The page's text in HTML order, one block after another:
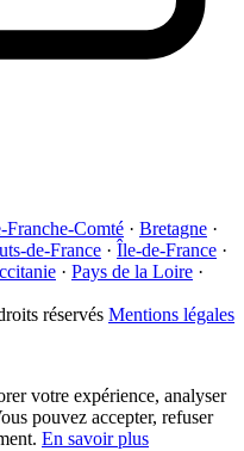
Franche-Comté · Bretagne ·
de-France · Île-de-France ·
· Pays de la Loire ·
réservés Mentions légales
votre expérience, analyser
pouvez accepter, refuser
En savoir plus